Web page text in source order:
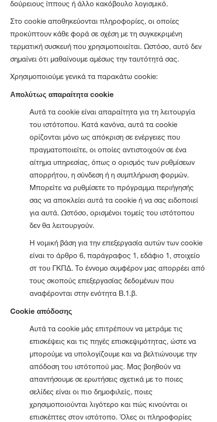
δούρειους ίππους ή άλλο κακόβουλο λογισμικό.
Στο cookie αποθηκεύονται πληροφορίες, οι οποίες
προκύπτουν κάθε φορά σε σχέση με τη συγκεκριμένη
τερματική συσκευή που χρησιμοποιείται. Ωστόσο, αυτό δεν
σημαίνει ότι μαθαίνουμε αμέσως την ταυτότητά σας.
Χρησιμοποιούμε γενικά τα παρακάτω cookie:
Απολύτως απαραίτητα cookie
Αυτά τα cookie είναι απαραίτητα για τη λειτουργία
του ιστότοπου. Κατά κανόνα, αυτά τα cookie
ορίζονται μόνο ως απόκριση σε ενέργειες που
πραγματοποιείτε, οι οποίες αντιστοιχούν σε ένα
αίτημα υπηρεσίας, όπως ο ορισμός των ρυθμίσεων
απορρήτου, η σύνδεση ή η συμπλήρωση φορμών.
Μπορείτε να ρυθμίσετε το πρόγραμμα περιήγησής
σας να αποκλείει αυτά τα cookie ή να σας ειδοποιεί
για αυτά. Ωστόσο, ορισμένοι τομείς του ιστότοπου
δεν θα λειτουργούν.
Η νομική βάση για την επεξεργασία αυτών των cookie
είναι το άρθρο 6, παράγραφος 1, εδάφιο 1, στοιχείο
στ του ΓΚΠΔ. Το έννομο συμφέρον μας απορρέει από
τους σκοπούς επεξεργασίας δεδομένων που
αναφέρονται στην ενότητα B.1.β.
Cookie απόδοσης
Αυτά τα cookie μάς επιτρέπουν να μετράμε τις
επισκέψεις και τις πηγές επισκεψιμότητας, ώστε να
μπορούμε να υπολογίζουμε και να βελτιώνουμε την
απόδοση του ιστότοπού μας. Μας βοηθούν να
απαντήσουμε σε ερωτήσεις σχετικά με το ποιες
σελίδες είναι οι πιο δημοφιλείς, ποιες
χρησιμοποιούνται λιγότερο και πώς κινούνται οι
επισκέπτες στον ιστότοπο. Όλες οι πληροφορίες